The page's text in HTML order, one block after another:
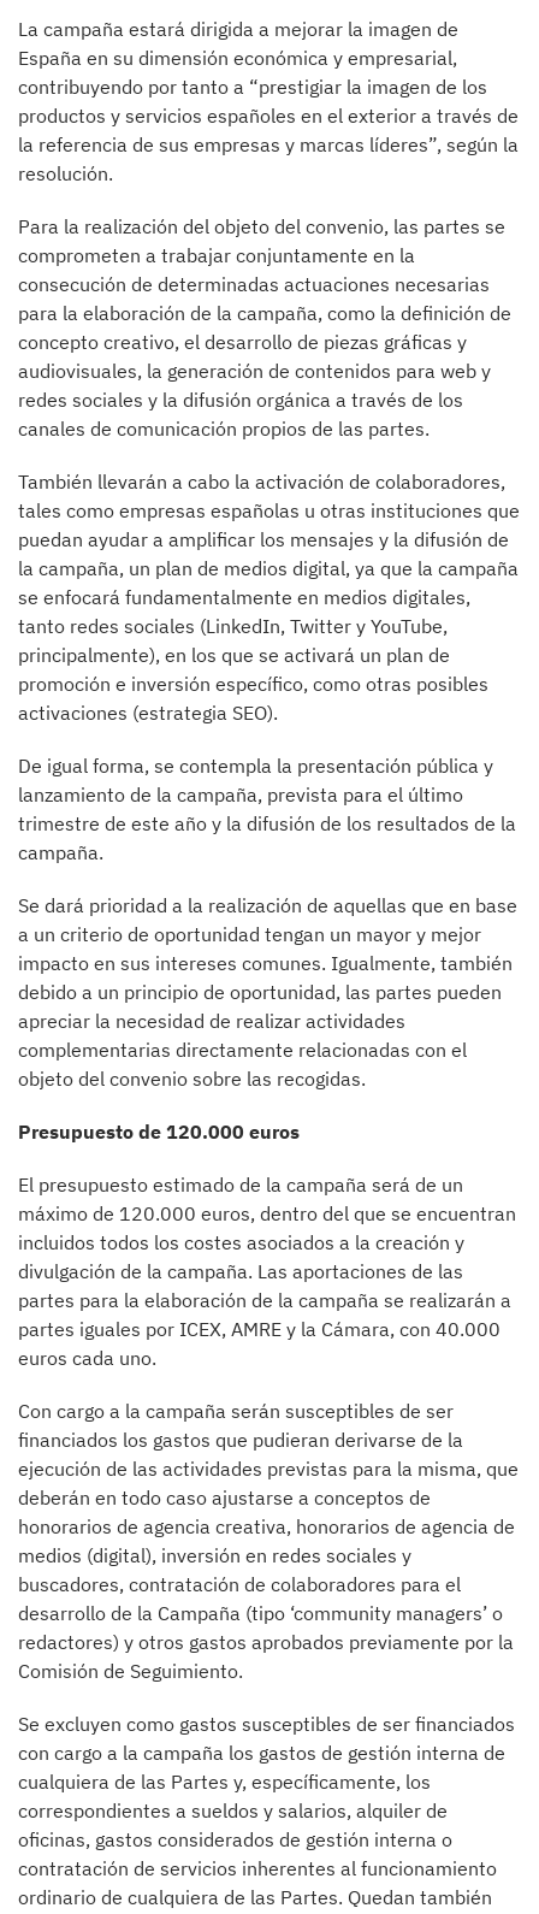
La campaña estará dirigida a mejorar la imagen de
España en su dimensión económica y empresarial,
contribuyendo por tanto a “prestigiar la imagen de los
productos y servicios españoles en el exterior a través de
la referencia de sus empresas y marcas líderes”, según la
resolución.
Para la realización del objeto del convenio, las partes se
comprometen a trabajar conjuntamente en la
consecución de determinadas actuaciones necesarias
para la elaboración de la campaña, como la definición de
concepto creativo, el desarrollo de piezas gráficas y
audiovisuales, la generación de contenidos para web y
redes sociales y la difusión orgánica a través de los
canales de comunicación propios de las partes.
También llevarán a cabo la activación de colaboradores,
tales como empresas españolas u otras instituciones que
puedan ayudar a amplificar los mensajes y la difusión de
la campaña, un plan de medios digital, ya que la campaña
se enfocará fundamentalmente en medios digitales,
tanto redes sociales (LinkedIn, Twitter y YouTube,
principalmente), en los que se activará un plan de
promoción e inversión específico, como otras posibles
activaciones (estrategia SEO).
De igual forma, se contempla la presentación pública y
lanzamiento de la campaña, prevista para el último
trimestre de este año y la difusión de los resultados de la
campaña.
Se dará prioridad a la realización de aquellas que en base
a un criterio de oportunidad tengan un mayor y mejor
impacto en sus intereses comunes. Igualmente, también
debido a un principio de oportunidad, las partes pueden
apreciar la necesidad de realizar actividades
complementarias directamente relacionadas con el
objeto del convenio sobre las recogidas.
Presupuesto de 120.000 euros
El presupuesto estimado de la campaña será de un
máximo de 120.000 euros, dentro del que se encuentran
incluidos todos los costes asociados a la creación y
divulgación de la campaña. Las aportaciones de las
partes para la elaboración de la campaña se realizarán a
partes iguales por ICEX, AMRE y la Cámara, con 40.000
euros cada uno.
Con cargo a la campaña serán susceptibles de ser
financiados los gastos que pudieran derivarse de la
ejecución de las actividades previstas para la misma, que
deberán en todo caso ajustarse a conceptos de
honorarios de agencia creativa, honorarios de agencia de
medios (digital), inversión en redes sociales y
buscadores, contratación de colaboradores para el
desarrollo de la Campaña (tipo ‘community managers’ o
redactores) y otros gastos aprobados previamente por la
Comisión de Seguimiento.
Se excluyen como gastos susceptibles de ser financiados
con cargo a la campaña los gastos de gestión interna de
cualquiera de las Partes y, específicamente, los
correspondientes a sueldos y salarios, alquiler de
oficinas, gastos considerados de gestión interna o
contratación de servicios inherentes al funcionamiento
ordinario de cualquiera de las Partes. Quedan también